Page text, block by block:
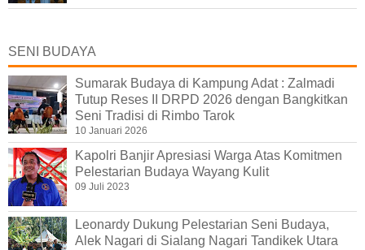
SENI BUDAYA
Sumarak Budaya di Kampung Adat : Zalmadi
Tutup Reses II DRPD 2026 dengan Bangkitkan
Seni Tradisi di Rimbo Tarok
10 Januari 2026
Kapolri Banjir Apresiasi Warga Atas Komitmen
Pelestarian Budaya Wayang Kulit
09 Juli 2023
Leonardy Dukung Pelestarian Seni Budaya,
Alek Nagari di Sialang Nagari Tandikek Utara